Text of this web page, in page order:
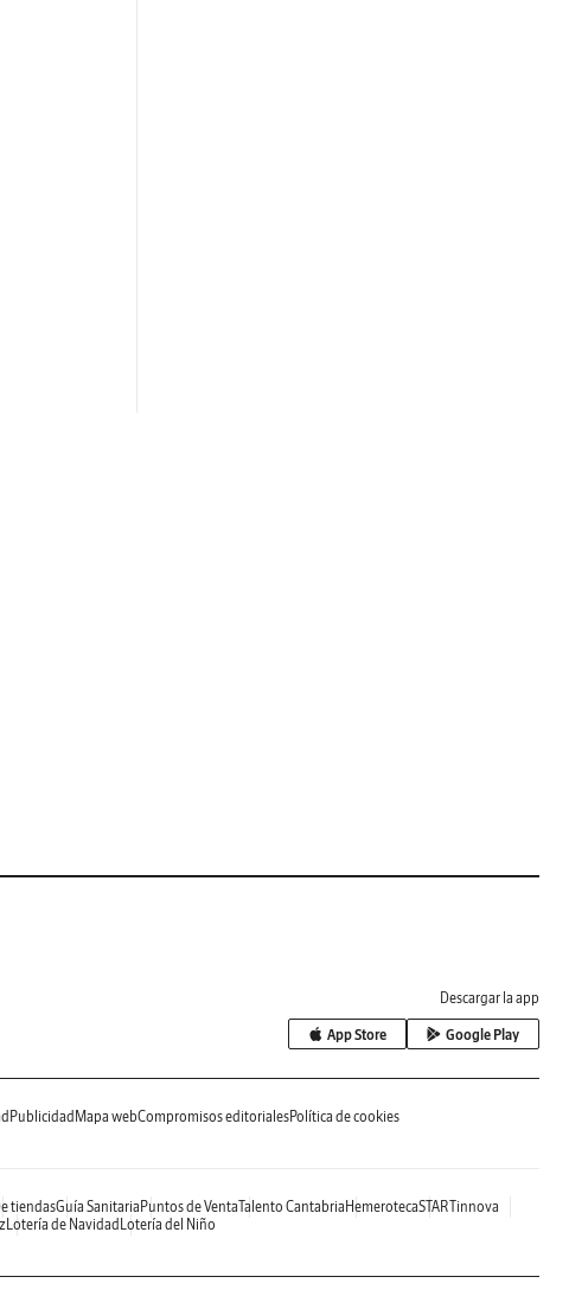
Descargar la app
App Store Google Play
Publicidad Mapa webCompromisos editorialesPolítica de cookies
tiendasGuía Sanitaria Puntos de VentaTalento Cantabria HemerotecaSTARTinnova
Lotería de Navidad Lotería del Niño